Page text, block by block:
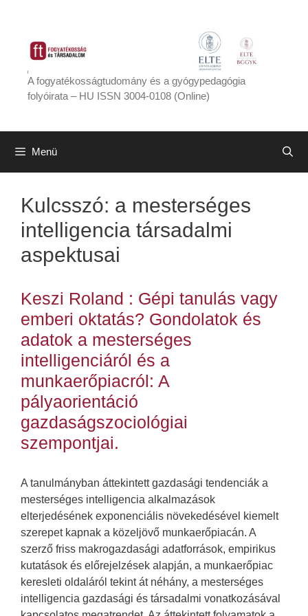
tartalomba
A fogyatékosságtudomány és a gyógypedagógia
folyóirata – HU ISSN 3004-0108 (Online)
Menü
Kulcsszó: a mesterséges
intelligencia társadalmi
aspektusai
Keszi Roland : Gépi tanulás vagy
emberi oktatás? Gondolatok és
adatok a mesterséges
intelligenciáról és a
munkaerőpiacról: A
pályaorientáció
gazdaságszociológiai
szempontjai.
A tanulmányban áttekintett gazdasági tendenciák a
mesterséges intelligencia alkalmazások
elterjedésének exponenciális növekedésével kiemelt
szerepet kapnak a közeljövő munkaerőpiacán. A
szerző friss makrogazdasági adatforrások, empirikus
kutatások és előrejelzések alapján, a munkaerőpiac
keresleti oldaláról tekint át néhány, a mesterséges
intelligencia gazdasági és társadalmi vonatkozásával